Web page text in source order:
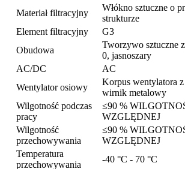
Materiał filtracyjny
Włókno sztuczne o
strukturze
Element filtracyjny
G3
Obudowa
Tworzywo sztuczne
0, jasnoszary
AC/DC
AC
Wentylator osiowy
Korpus wentylatora
wirnik metalowy
Wilgotność podczas
pracy
≤90 %
WZGLĘDNEJ
Wilgotność
przechowywania
≤90 %
WZGLĘDNEJ
Temperatura
przechowywania
-40 °C - 70 °C